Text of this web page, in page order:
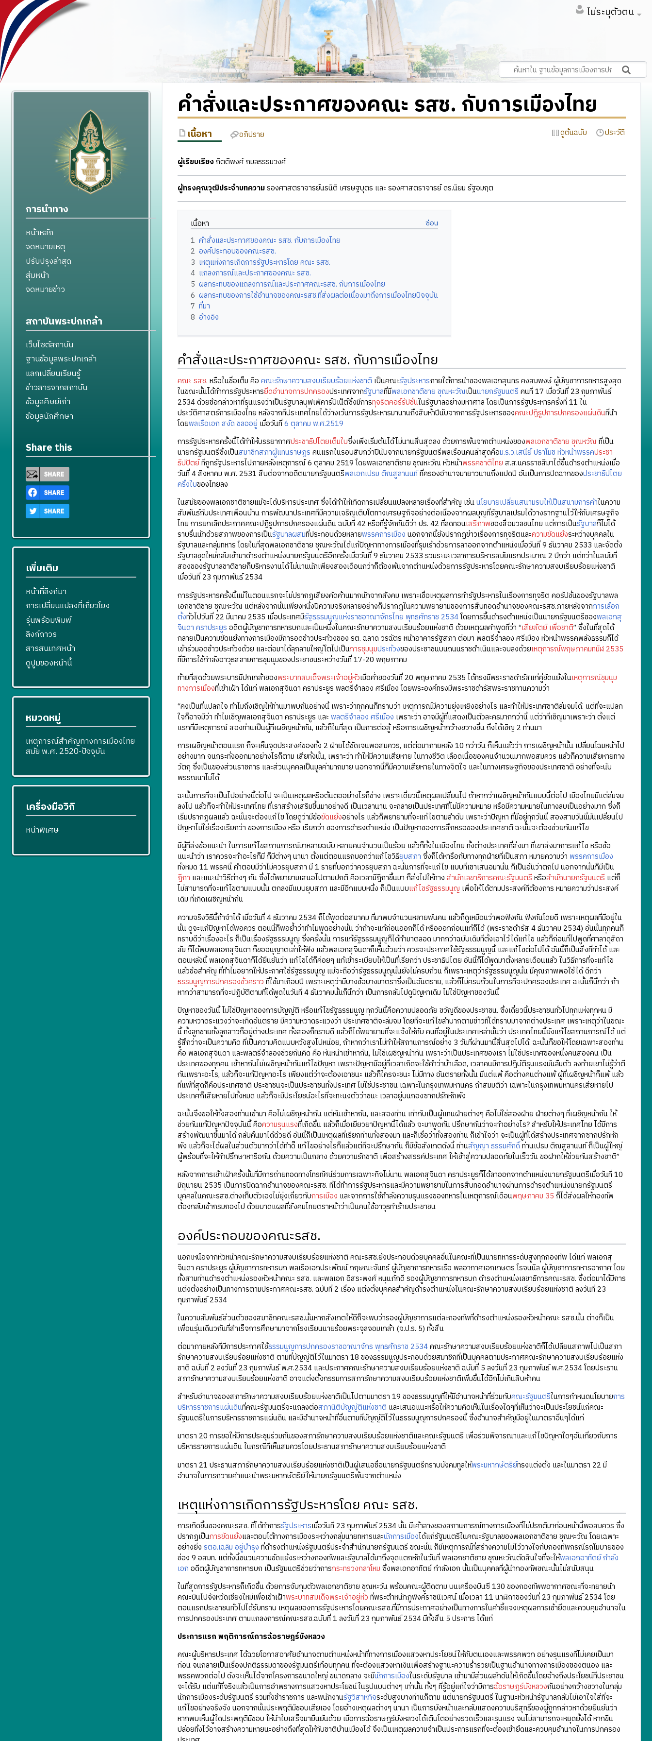
ไม่ระบุตัวตน
คำสั่งและประกาศของคณะ รสช. กับการเมืองไทย
เนื้อหา อภิปราย ดูต้นฉบับ ประวัติ
ผู้เรียบเรียงกิตติพงศ์ กมลธรรมวงศ์
ผู้ทรงคุณวุฒิประจำบทความรองศาสตราจารย์นรนิติ เศรษฐบุตร และ รองศาสตราจารย์ ดร.นิยม รัฐอมฤต
เนื้อหา
1 คำสั่งและประกาศของคณะ รสช. กับการเมืองไทย
2 องค์ประกอบของคณะรสช.
3 เหตุแห่งการเกิดการรัฐประหารโดย คณะ รสช.
4 แถลงการณ์และประกาศของคณะ รสช.
5 ผลกระทบของแถลงการณ์และประกาศคณะรสช. กับการเมืองไทย
6 ผลกระทบของการใช้อำนาจของคณะรสช.ที่ส่งผลต่อเนื่องมาถึงการเมืองไทยปัจจุบัน
7 ที่มา
8 อ้างอิง
คำสั่งและประกาศของคณะ รสช. กับการเมืองไทย
คณะ รสช. หรือในชื่อเต็ม คือ คณะรักษาความสงบเรียบร้อยแห่งชาติ เป็นคณะรัฐประหารภายใต้การนำของพลเอกสุนทร คงสมพงษ์ ผู้บัญชาการทหารสูงสุด
ในขณะนั้นได้ทำการรัฐประหารยึดอำนาจการปกครองประเทศจากรัฐบาลที่มีพลเอกชาติชาย ชุณหะวัณเป็นนายกรัฐมนตรี คนที่ 17 เมื่อวันที่ 23 กุมภาพันธ์
2534 ด้วยข้อกล่าวหาที่รุนแรงว่าเป็นรัฐบาลบุฟเฟ่คาร์บิเน็ต์ซึ่งมีการทุจริตคอร์รัปชั่นในรัฐบาลอย่างมหาศาล โดยเป็นการรัฐประหารครั้งที่ 11 ใน
ประวัติศาสตร์การเมืองไทย หลังจากที่ประเทศไทยได้ว่างเว้นการรัฐประหารมานานถึงสิบห้าปีนับจากการรัฐประหารของคณะปฏิรูปการปกครองแผ่นดินที่นำ
โดยพลเรือเอก สงัด ชลออยู่ เมื่อวันที่6 ตุลาคม พ.ศ.2519
การรัฐประหารครั้งนี้ได้ทำให้บรรยากาศประชาธิปไตยเต็มใบซึ่งเพิ่งเริ่มต้นได้ไม่นานสิ้นสุดลง ด้วยการพ้นจากตำแหน่งของพลเอกชาติชาย ชุณหวัณ ที่เป็น
นายกรัฐมนตรีซึ่งเป็นสมาชิกสภาผู้แทนราษฎร คนแรกในรอบสิบกว่าปีนับจากนายกรัฐมนตรีพลเรือนคนล่าสุดคือม.ร.ว.เสนีย์ ปราโมช หัวหน้าพรรคประชา
ธิปปัตย์ที่ถูกรัฐประหารไปภายหลังเหตุการณ์ 6 ตุลาคม 2519 โดยพลเอกชาติชาย ชุณหะวัณ หัวหน้าพรรคชาติไทย ส.ส.นครราชสีมาได้ขึ้นดำรงตำแหน่งเมื่อ
วันที่ 4 สิงหาคม พ.ศ. 2531 สืบต่อจากอดีตนายกรัฐมนตรีพลเอกเปรม ติณสูลานนท์ที่ครองอำนาจมายาวนานถึงแปดปี อันเป็นการปิดฉากของประชาธิปไตย
ครึ่งใบของไทยลง
ในสมัยของพลเอกชาติชายแม้จะได้บริหารประเทศ ซึ่งได้ทำให้เกิดการเปลี่ยนแปลงหลายเรื่องที่สำคัญ เช่นนโยบายเปลี่ยนสนามรบให้เป็นสนามการค้าในความ
สัมพันธ์กับประเทศเพื่อนบ้าน การพัฒนาประเทศที่มีความเจริญเติบโตทางเศรษฐกิจอย่างต่อเนื่องจากผลบุญที่รัฐบาลเปรมได้วางรากฐานไว้ให้กับเศรษฐกิจ
ไทย การยกเลิกประกาศคณะปฏิรูปการปกครองแผ่นดิน ฉบับที่ 42 หรือที่รู้จักกันดีว่า ปร. 42 ที่ลดทอนเสรีภาพของสื่อมวลชนไทย แต่การเป็นรัฐบาลก็ไม่ได้
ราบรื่นนักด้วยสภาพของการเป็นรัฐบาลผสมที่ประกอบด้วยหลายพรรคการเมือง นอกจากนี้ยังปรากฏข่าวเรื่องการทุจริตและความขัดแย้งระหว่างบุคคลใน
รัฐบาลและกลุ่มทหาร โดยในที่สุดพลเอกชาติชาย ชุณหะวัณได้แก้ปัญหาทางการเมืองที่รุมเร้าด้วยการลาออกจากตำแหน่งเมื่อวันที่ 9 ธันวาคม 2533 และจัดตั้ง
รัฐบาลชุดใหม่กลับเข้ามาดำรงตำแหน่งนายกรัฐมนตรีอีกครั้งเมื่อวันที่ 9 ธันวาคม 2533 รวมระยะเวลาการบริหารสมัยแรกประมาณ 2 ปีกว่า แต่ทว่าในสมัยที่
สองของรัฐบาลชาติชายก็บริหารงานได้ไม่นานนักเพียงสองเดือนกว่าก็ต้องพ้นจากตำแหน่งด้วยการรัฐประหารโดยคณะรักษาความสงบเรียบร้อยแห่งชาติ
เมื่อวันที่ 23 กุมภาพันธ์ 2534
การรัฐประหารครั้งนี้แม้ในตอนแรกจะไม่ปรากฏเสียงคัดค้านมากนักจากสังคม เพราะเชื่อเหตุผลการทำรัฐประหารในเรื่องการทุจริต คอรัปชั่นของรัฐบาลพล
เอกชาติชาย ชุณหะวัณ แต่หลังจากนั้นเพียงหนึ่งปีความจริงหลายอย่างก็ปรากฎในความพยายามของการสืบทอดอำนาจของคณะรสช.ภายหลังจากการเลือก
ตั้งทั่วไปวันที่ 22 มีนาคม 2535 เมื่อประเทศมีรัฐธรรมนูญแห่งราชอาณาจักรไทย พุทธศักราช 2534โดยการขึ้นดำรงตำแหน่งเป็นนายกรัฐมนตรีของพลเอกสุ
จินดา คราประยูร อดีตผู้บัญชาการทหารบกและเป็นหนึ่งในคณะรักษาความสงบเรียบร้อยแห่งชาติ ด้วยเหตุผลคำพูดที่ว่า “เสียสัตย์ เพื่อชาติ” ซึ่งในที่สุดได้
กลายเป็นความขัดแย้งทางการเมืองมีการอดข้าวประท้วงของ รต. ฉลาด วรฉัตร หน้าอาคารรัฐสภา ต่อมา พลตรีจำลอง ศรีเมือง หัวหน้าพรรคพลังธรรมก็ได้
เข้าร่วมอดข้าวประท้วงด้วย และต่อมาได้ลุกลามใหญ่โตไปเป็นการชุมนุมประท้วงของประชาชนบนถนนราชดำเนินและจบลงด้วยเหตุการณ์พฤษภาคมทมิฬ 2535
ที่มีการใช้กำลังอาวุธสลายการชุมนุมของประชาชนระหว่างวันที่ 17-20 พฤษภาคม
ท้ายที่สุดด้วยพระบารมีปกเกล้าของพระบาทสมเด็จพระเจ้าอยู่หัวเมื่อค่ำของวันที่ 20 พฤษภาคม 2535 ได้ทรงมีพระราชดำรัสแก่คู่ขัดแย้งในเหตุการณ์ชุมนุม
ทางการเมืองที่เข้าเฝ้า ได้แก่ พลเอกสุจินดา คราประยูร พลตรีจำลอง ศรีเมือง โดยพระองค์ทรงมีพระราชดำรัสพระราชทานความว่า
“คงเป็นที่แปลกใจ ทำไมถึงเชิญให้ท่านมาพบกันอย่างนี้ เพราะว่าทุกคนก็ทราบว่า เหตุการณ์มีความยุ่งเหยิงอย่างไร และทำให้ประเทศชาติล่มจมได้. แต่ที่จะแปลก
ใจก็อาจมีว่า ทำไมเชิญพลเอกสุจินดา คราประยูร และ พลตรีจำลอง ศรีเมือง เพราะว่า อาจมีผู้ที่แสดงเป็นตัวละครมากกว่านี้ แต่ว่าที่เชิญมาเพราะว่า ตั้งแต่
แรกที่มีเหตุการณ์ สองท่านเป็นผู้ที่เผชิญหน้ากัน, แล้วก็ในที่สุด เป็นการต่อสู้ หรือการเผชิญหน้ากว้างขวางขึ้น ถึงได้เชิญ 2 ท่านมา
การเผชิญหน้าตอนแรก ก็จะเห็นจุดประสงค์ของทั้ง 2 ฝ่ายได้ชัดเจนพอสมควร, แต่ต่อมาภายหลัง 10 กว่าวัน ก็เห็นแล้วว่า การเผชิญหน้านั้น เปลี่ยนโฉมหน้าไป
อย่างมาก จนกระทั่งออกมาอย่างไรก็ตาม เสียทั้งนั้น, เพราะว่า ทำให้มีความเสียหาย ในทางชีวิต เลือดเนื้อของคนจำนวนมากพอสมควร แล้วก็ความเสียหายทาง
วัตถุ ซึ่งเป็นของส่วนราชการ และส่วนบุคคลเป็นมูลค่ามากมาย นอกจากนี้ก็มีความเสียหายในทางจิตใจ และในทางเศรษฐกิจของประเทศชาติ อย่างที่จะนับ
พรรณนาไม่ได้
ฉะนั้นการที่จะเป็นไปอย่างนี้ต่อไป จะเป็นเหตุผลหรือต้นตออย่างไรก็ช่าง เพราะเดี๋ยวนี้เหตุผลเปลี่ยนไป ถ้าหากว่าเผชิญหน้ากันแบบนี้ต่อไป เมืองไทยมีแต่ล่มจม
ลงไป แล้วก็จะทำให้ประเทศไทย ที่เราสร้างเสริมขึ้นมาอย่างดี เป็นเวลานาน จะกลายเป็นประเทศที่ไม่มีความหมาย หรือมีความหมายในทางลบเป็นอย่างมาก ซึ่งก็
เริ่มปรากฏผลแล้ว ฉะนั้นจะต้องแก้ไข โดยดูว่ามีข้อขัดแย้งอย่างไร แล้วก็พยายามที่จะแก้ไขตามลำดับ เพราะว่าปัญหา ที่มีอยู่ทุกวันนี้ สองสามวันนี้มันเปลี่ยนไป
ปัญหาไม่ใช่เรื่องเรียกว่า ของการเมือง หรือ เรียกว่า ของการดำรงตำแหน่ง เป็นปัญหาของการสึกหรอของประเทศชาติ ฉะนั้นจะต้องช่วยกันแก้ไข
มีผู้ที่ส่งข้อแนะนำ ในการแก้ไขสถานการณ์มาหลายฉบับ หลายคนจำนวนเป็นร้อย แล้วก็ทั้งในเมืองไทย ทั้งต่างประเทศที่ส่งมา ที่เขาส่งมาการแก้ไข หรือข้อ
แนะนำว่า เราควรจะทำอะไรก็มี ก็มีต่างๆ นานา ตั้งแต่ตอนแรกบอกว่าแก้ไขวิธียุบสภา ซึ่งก็ได้หารือกับทางทุกฝ่ายที่เป็นสภา หมายความว่า พรรคการเมือง
ทั้งหมด 11 พรรคนี้ คำตอบมีว่าไม่ควรยุบสภา มี 1 รายที่บอกว่าควรยุบสภา ฉะนั้นการที่จะแก้ไข แบบที่เขาเสนอมานั้น ก็เป็นอันว่าตกไป นอกจากนั้นก็มีเป็น
ฎีกา และแนะนำวิธีต่างๆ กัน ซึ่งได้พยายามเสนอไปตามปกติ คือเวลามีฎีกาขึ้นมา ก็ส่งไปให้ทาง สำนักเลขาธิการคณะรัฐมนตรี หรือสำนักนายกรัฐมนตรี แต่ก็
ไม่สามารถที่จะแก้ไขตามแบบนั้น ตกลงมีแบบยุบสภา และมีอีกแบบหนึ่ง ก็เป็นแบบแก้ไขรัฐธรรมนูญ เพื่อให้ได้ตามประสงค์ที่ต้องการ หมายความว่าประสงค์
เดิม ที่เกิดเผชิญหน้ากัน
ความจริงวิธีนี้ถ้าจำได้ เมื่อวันที่ 4 ธันวาคม 2534 ก็ได้พูดต่อสมาคม ที่มาพบจำนวนหลายพันคน แล้วก็ดูเหมือนว่าพอฟังกัน ฟังกันโดยดี เพราะเหตุผลที่มีอยู่ใน
นั้น ดูจะแก้ปัญหาได้พอควร ตอนนี้ก็พอย้ำว่าทำไมพูดอย่างนั้น ว่าถ้าจะแก้ก่อนออกก็ได้ หรือออกก่อนแก้ก็ได้ (พระราชดำรัส 4 ธันวาคม 2534) อันนั้นทุกคนก็
ทราบดีว่าเรื่องอะไร ก็เป็นเรื่องรัฐธรรมนูญ ซึ่งครั้งนั้น การแก้รัฐธรรมนูญก็ได้ทำมาตลอด มากกว่าฉบับเดิมที่ตั้งเอาไว้ได้แก้ไข แล้วก็ก่อนที่ไปพูดที่ศาลาดุสิดา
ลัย ก็ได้พบพลเอกสุจินดา ก็ขออนุญาตเล่าให้ฟัง แล้วพลเอกสุจินดาก็เห็นด้วยว่า ควรจะประกาศใช้รัฐธรรมนูญนี้ และแก้ไขต่อไปได้ อันนี้ก็เป็นสิ่งที่ทำได้ และ
ตอนหลังนี้ พลเอกสุจินดาก็ได้ยืนยันว่า แก้ไขได้ก็ค่อยๆ แก้เข้าระเบียบให้เป็นที่เรียกว่า ประชาธิปไตย อันนี้ก็ได้พูดมาตั้งหลายเดือนแล้ว ในวิธีการที่จะแก้ไข
แล้วข้อสำคัญ ที่ทำไมอยากให้ประกาศใช้รัฐธรรมนูญ แม้จะถือว่ารัฐธรรมนูญนั้นยังไม่ครบถ้วน ก็เพราะเหตุว่ารัฐธรรมนูญนั้น มีคุณภาพพอใช้ได้ ดีกว่า
ธรรมนูญการปกครองชั่วคราว ที่ใช้มาเกือบปี เพราะเหตุว่ามีบางข้อบางมาตราซึ่งเป็นอันตราย, แล้วก็ไม่ครบถ้วนในการที่จะปกครองประเทศ ฉะนั้นก็นึกว่า ถ้า
หากว่าสามารถที่จะปฏิบัติตามที่ได้พูดในวันที่ 4 ธันวาคมนั้นก็นึกว่า เป็นการกลับไปดูปัญหาเดิม ไม่ใช่ปัญหาของวันนี้
ปัญหาของวันนี้ ไม่ใช่ปัญหาของการบัญญัติ หรือแก้ไขรัฐธรรมนูญ ทุกวันนี้คือความปลอดภัย ขวัญดีของประชาชน. ซึ่งเดี๋ยวนี้ประชาชนทั่วไปทุกแห่งทุกหน มี
ความหวาดระแวงว่าจะเกิดอันตราย มีความหวาดระแวงว่า ประเทศชาติจะล่มจม โดยที่จะแก้ไขลำบากตามข่าวที่ได้ทราบมาจากต่างประเทศ เพราะเหตุว่าในขณะ
นี้ ทั้งลูกชายทั้งลูกสาวก็อยู่ต่างประเทศ ทั้งสองก็ทราบดี แล้วก็ได้พยายามที่จะแจ้งให้กับ คนที่อยู่ในประเทศเหล่านั้นว่า ประเทศไทยนี้ยังแก้ไขสถานการณ์ได้ แต่
รู้สึกว่าจะเป็นความคิด ที่เป็นความคิดแบบหวังสูงไปหน่อย, ถ้าหากว่าเราไม่ทำให้สถานการณ์อย่าง 3 วันที่ผ่านมานี้สิ้นสุดไปได้. ฉะนั้นก็ขอให้โดยเฉพาะสองท่าน
คือ พลเอกสุจินดา และพลตรีจำลองช่วยกันคิด คือ หันหน้าเข้าหากัน, ไม่ใช่เผชิญหน้ากัน เพราะว่าเป็นประเทศของเรา ไม่ใช่ประเทศของหนึ่งคนสองคน เป็น
ประเทศของทุกคน เข้าหากันไม่เผชิญหน้ากันแก้ไขปัญหา เพราะปัญหามีอยู่ที่เวลาเกิดจะใช้คำว่าบ้าเลือด, เวลาคนมีการปฏิบัติรุนแรงมันลืมตัว ลงท้ายเขาไม่รู้ว่าตี
กันเพราะอะไร, แล้วก็จะแก้ปัญหาอะไร เพียงแต่ว่าจะต้องเอาชนะ แล้วก็ใครจะชนะ ไม่มีทาง อันตรายทั้งนั้น มีแต่แพ้ คือต่างคนต่างแพ้ ผู้ที่เผชิญหน้าก็แพ้ แล้ว
ที่แพ้ที่สุดก็คือประเทศชาติ ประชาชนจะเป็นประชาชนทั้งประเทศ ไม่ใช่ประชาชน เฉพาะในกรุงเทพมหานคร ถ้าสมมติว่า เฉพาะในกรุงเทพมหานครเสียหายไป
ประเทศก็เสียหายไปทั้งหมด แล้วก็จะมีประโยชน์อะไรที่จะทะนงตัวว่าชนะ เวลาอยู่บนกองซากปรักหักพัง
ฉะนั้นจึงขอให้ทั้งสองท่านเข้ามา คือไม่เผชิญหน้ากัน แต่หันเข้าหากัน, และสองท่าน เท่ากับเป็นผู้แทนฝ่ายต่างๆ คือไม่ใช่สองฝ่าย ฝ่ายต่างๆ ที่เผชิญหน้ากัน ให้
ช่วยกันแก้ปัญหาปัจจุบันนี้ คือความรุนแรงที่เกิดขึ้น แล้วก็เมื่อเยียวยาปัญหานี้ได้แล้ว จะมาพูดกัน ปรึกษากันว่าจะทำอย่างไร? สำหรับให้ประเทศไทย ได้มีการ
สร้างพัฒนาขึ้นมาได้ กลับคืนมาได้ด้วยดี อันนี้ก็เป็นเหตุผลที่เรียกท่านทั้งสองมา และก็เชื่อว่าทั้งสองท่าน ก็เข้าใจว่า จะเป็นผู้ที่ได้สร้างประเทศจากซากปรักหัก
พัง แล้วก็จะได้ผลในส่วนตัวมากว่าได้ทำดีิ แก้ไขอย่างไรก็แล้วแต่ที่จะปรึกษากัน ก็มีข้อสังเกตดังนี้ ท่านสัญญา ธรรมศักดิ์ท่านเปรม ติณสูลานนท์ ก็เป็นผู้ใหญ่
ผู้พร้อมที่จะให้คำปรึกษาหารือกัน ด้วยความเป็นกลาง ด้วยความรักชาติ เพื่อสร้างสรรค์ประเทศ ให้เข้าสู่ความปลอดภัยในเร็ววัน ขอฝากให้ช่วยกันสร้างชาติ”
หลังจากการเข้าเฝ้าครั้งนั้นที่มีการถ่ายทอดทางโทรทัศน์ร่วมการเฉพาะกิจไม่นาน พลเอกสุจินดา คราประยูรก็ได้ลาออกจากตำแหน่งนายกรัฐมนตรีเมื่อวันที่ 10
มิถุนายน 2535 เป็นการปิดฉากอำนาจของคณะรสช. ที่ได้ทำการรัฐประหารและมีความพยายามในการสืบทอดอำนาจผ่านการดำรงตำแหน่งนายกรัฐมนตรี
บุคคลในคณะรสช.ต่างเก็บตัวเองไม่ยุ่งเกี่ยวกับการเมือง และจากการใช้กำลังความรุนแรงของทหารในเหตุการณ์เดือนพฤษภาคม 35 ก็ได้ส่งผลให้กองทัพ
ต้องกลับเข้ากรมกองไป ด้วยบาดแผลที่สังคมไทยตราหน้าว่าเป็นคนใช้อาวุธทำร้ายประชาชน
องค์ประกอบของคณะรสช.
นอกเหนือจากหัวหน้าคณะรักษาความสงบเรียบร้อยแห่งชาติ คณะรสช.ยังประกอบด้วยบุคคลอื่นในคณะที่เป็นนายทหารระดับสูงทุกกองทัพ ได้แก่ พลเอกสุ
จินดา คราประยูร ผู้บัญชาการทหารบก พลเรือเอกประพัฒน์ กฤษณะจันทร์ ผู้บัญชาการทหารเรือ พลอากาศเอกเกษตร โรจนนิล ผู้บัญชาการทหารอากาศ โดย
ทั้งสามท่านดำรงตำแหน่งรองหัวหน้าคณะ รสช. และพลเอก อิสระพงศ์ หนุนภักดี รองผู้บัญชาการทหารบก ดำรงตำแหน่งเลขาธิการคณะรสช. ซึ่งต่อมาได้มีการ
แต่งตั้งอย่างเป็นทางการตามประกาศคณะรสช. ฉบับที่ 2 เรื่อง แต่งตั้งบุคคลสำคัญดำรงตำแหน่งในคณะรักษาความสงบเรียบร้อยแห่งชาติ ลงวันที่ 23
กุมภาพันธ์ 2534
ในความสัมพันธ์ส่วนตัวของสมาชิกคณะรสช.นั้นหากสังเกตให้ดีก็จะพบว่ารองผู้บัญชาการแต่ละกองทัพที่ดำรงตำแหน่งรองหัวหน้าคณะ รสช.นั้น ต่างก็เป็น
เพื่อนรุ่นเดีนวกันที่สำเร็จการศึกษามาจากโรงเรียนนายร้อยพระจุลจอมเกล้า (จ.ป.ร. 5) ทั้งสิ้น
ต่อมาภายหลังที่มีการประกาศใช้ธรรมนูญการปกครองราชอาณาจักร พุทธศักราช 2534คณะรักษาความสงบเรียบร้อยแห่งชาติก็ได้เปลี่ยนสภาพไปเป็นสภา
รักษาความสงบเรียบร้อยแห่งชาติ ตามที่บัญญัติไว้ในมาตรา 18 ของธรรมนูญประกอบด้วยสมาชิกที่เป็นบุคคลตามประกาศคณะรักษาความสงบเรียบร้อยแห่ง
ชาติ ฉบับที่ 2 ลงวันที่ 23 กุมภาพันธ์ พ.ศ.2534 และประกาศคณะรักษาความสงบเรียบร้อยแห่งชาติ ฉบับที่ 5 ลงวันที่ 23 กุมภาพันธ์ พ.ศ.2534 โดยประธาน
สภารักษาความสงบเรียบร้อยแห่งชาติ อาจแต่งตั้งกรรมการสภารักษาความสงบเรียบร้อยแห่งชาติเพิ่มขึ้นได้อีกไม่เกินสิบห้าคน
สำหรับอำนาจของสภารักษาความสงบเรียบร้อยแห่งชาติเป็นไปตามมาตรา 19 ของธรรมนูญที่ให้มีอำนาจหน้าที่ร่วมกับคณะรัฐมนตรีในการกำหนดนโยบายการ
บริหารราชการแผ่นดินที่คณะรัฐมนตรีจะแถลงต่อสภานิติบัญญัติแห่งชาติ และเสนอแนะหรือให้ความคิดเห็นในเรื่องใดๆที่เห็นว่าจะเป็นประโยชน์แก่คณะ
รัฐมนตรีในการบริหารราชการแผ่นดิน และมีอำนาจหน้าที่อื่นตามที่บัญญัติไว้ในธรรมนูญการปกครองนี้ ซึ่งอำนาจสำคัญมีอยู่ในมาตราอื่นๆได้แก่
มาตรา 20 การขอให้มีการประชุมร่วมกันของสภารักษาความสงบเรียบร้อยแห่งชาติและคณะรัฐมนตรี เพื่อร่วมพิจารณาและแก้ไขปัญหาใดๆอันเกี่ยวกับการ
บริหารราชการแผ่นดิน ในกรณีที่เห็นสมควรโดยประธานสภารักษาความสงบเรียบร้อยแห่งชาติ
มาตรา 21 ประธานสภารักษาความสงบเรียบร้อยแห่งชาติเป็นผู้เสนอชื่อนายกรัฐมนตรีกราบบังคมทูลให้พระมหากษัตริย์ทรงแต่งตั้ง และในมาตรา 22 มี
อำนาจในการถวายคำแนะนำพระมหากษัตริย์ให้นายกรัฐมนตรีพ้นจากตำแหน่ง
เหตุแห่งการเกิดการรัฐประหารโดย คณะ รสช.
การเกิดขึ้นของคณะรสช. ที่ได้ทำการรัฐประหารเมื่อวันที่ 23 กุมภาพันธ์ 2534 นั้น มีเค้าลางของสถานการณ์ทางการเมืองที่ไม่ปรกติมาก่อนหน้านี้พอสมควร ซึ่ง
ปรากฏเป็นการขัดแย้งและตอบโต้ทางการเมืองระหว่างกลุ่มนายทหารและนักการเมืองได้แก่รัฐมนตรีในคณะรัฐบาลของพลเอกชาติชาย ชุณหะวัณ โดยเฉพาะ
อย่างยิ่ง รตอ.เฉลิม อยู่บำรุง ที่ดำรงตำแหน่งรัฐมนตรีประจำสำนักนายกรัฐมนตรี ขณะนั้น ก็มีเหตุการณ์ที่สร้างความไม่ไว้วางใจกับกองทัพกรณีรถโมบายของ
ช่อง 9 อสมท. แต่ทั้งนี้ชนวนความขัดแย้งระหว่างกองทัพและรัฐบาลได้มาถึงจุดแตกหักในวันที่ พลเอกชาติชาย ชุณหะวัณตัดสินใจที่จะให้พลเอกอาทิตย์ กำลัง
เอก อดีตผู้บัญชาการทหารบก เป็นรัฐมนตรีช่วยว่าการกระทรวงกลาโหม ซึ่งพลเอกอาทิตย์ กำลังเอก นั้นเป็นบุคคลที่ผู้นำกองทัพขณะนั้นไม่สนับสนุน
ในที่สุดการรัฐประหารก็เกิดขึ้น ด้วยการจับกุมตัวพลเอกชาติชาย ชุณหะวัน พร้อมคณะผู้ติดตาม บนเครื่องบินซี 130 ของกองทัพพอากาศขณะที่จะทยายนำ
คณะบินไปจังหวัดเชียงใหม่เพื่อเข้าเฝ้าพระบาทสมเด็จพระเจ้าอยู่หัว ที่พระตำหนักภูพิงค์ราชนิเวศน์ เมื่อเวลา 11 นาฬิกาของวันที่ 23 กุมภาพันธ์ 2534 โดย
ตอนแรกประชาชนทั่วไปได้รับทราบ เหตุผลของการรัฐประหารโดยคณะรสช.ที่มีการประกาศอย่างเป็นทางการในคำชี้แจงเหตุผลการเข้ายึดและควบคุมอำนาจใน
การปกครองประเทศ ตามแถลงการณ์คณะรสช.ฉบับที่ 1 ลงวันที่ 23 กุมภาพันธ์ 2534 มีทั้งสิ้น 5 ประการ ได้แก่
ประการแรก พฤติการณ์การฉ้อราษฎร์บังหลวง
คณะผู้บริหารประเทศ ได้ฉวยโอกาสอาศัยอำนาจตามตำแหน่งหน้าที่ทางการเมืองแสวงหาประโยชน์ให้กับตนเองและพรรคพวก อย่างรุนแรงที่ไม่เคยเป็นมา
ก่อน จนกลายเป็นเรื่องปกติธรรมดาของรัฐมนตรีเกือบทุกคน ที่จะต้องแสวงหาเงินเพื่อสร้างฐานะความร่ำรวยเป็นฐานอำนาจทางการเมืองของตนอง และ
พรรคพวกต่อไป ดังจะเห็นได้จากโครงการขนาดใหญ่ ขนาดกลาง จะมีนักการเมืองในระดับรัฐบาล เข้ามามีส่วนผลักดันให้เกิดขึ้นโดยอ้างถึงประโยชน์ที่ประชาชน
จะได้รับ แต่แท้ที่จริงแล้วเป็นการอำพรางการแสวงหาประโยชน์ในรูปแบบต่างๆ เท่านั้น ทั้งๆ ที่รู้อยู่แก่ใจว่ามีการฉ้อราษฎร์บังหลวงกันอย่างกว้างขวางในกลุ่ม
นักการเมืองระดับรัฐมนตรี รวมทั้งข้าราชการ และพนักงานรัฐวิสาหกิจระดับสูงบางท่านก็ตาม แต่นายกรัฐมนตรี ในฐานะหัวหน้ารัฐบาลกลับไม่เอาใจใส่ที่จะ
แก้ไขอย่างจริงจัง นอกจากนั้นประพฤติมิชอบเสียเอง โดยอ้างเหตุผลต่างๆ นานา เป็นการบังหน้าและกลับแสดงความบริสุทธิ์ของผู้ถูกกล่าวหาด้วยยืนยันว่า
หากพบเห็นผู้ใดประพฤติมิชอบ ให้นำใบเสร็จมายืนยันด้วย เมื่อการฉ้อราษฎร์บังหลวงได้เติบโตอย่างรวดเร็วและรุนแรง จนไม่สามารถจะหยุดยั้งได้ หากขืน
ปล่อยทิ้งไว้อาจสร้างความหายนะอย่างถึงที่สุดให้กับชาติบ้านเมืองได้ จึงเป็นเหตุผลความจำเป็นประการแรกที่จะต้องเข้ายึดและควบคุมอำนาจในการปกครอง
การนำทาง
หน้าหลัก
จดหมายเหตุ
ปรับปรุงล่าสุด
สุ่มหน้า
จดหมายข่าว
สถาบันพระปกเกล้า
เว็บไซต์สถาบัน
ฐานข้อมูลพระปกเกล้า
แลกเปลี่ยนเรียนรู้
ข่าวสารจากสถาบัน
ข้อมูลศิษย์เก่า
ข้อมูลนักศึกษา
Share this
เพิ่มเติม
หน้าที่ลิงก์มา
การเปลี่ยนแปลงที่เกี่ยวโยง
รุ่นพร้อมพิมพ์
ลิงก์ถาวร
สารสนเทศหน้า
ดูปูมของหน้านี้
หมวดหมู่
เหตุการณ์สำคัญทางการเมืองไทย
สมัย พ.ศ. 2520-ปัจจุบัน
เครื่องมือวิกิ
หน้าพิเศษ